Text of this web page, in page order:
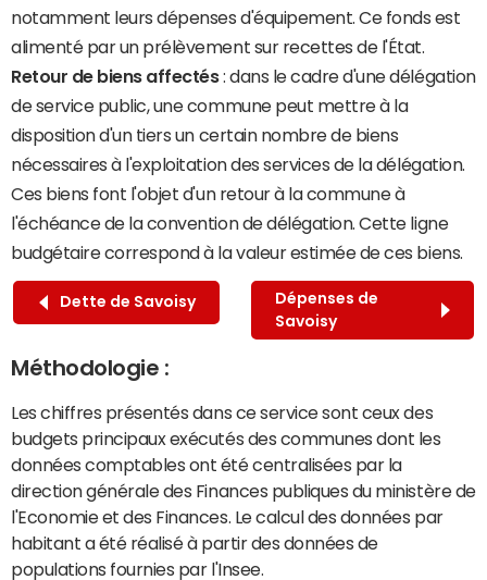
notamment leurs dépenses d'équipement. Ce fonds est
alimenté par un prélèvement sur recettes de l'État.
Retour de biens affectés: dans le cadre d'une délégation
de service public, une commune peut mettre à la
disposition d'un tiers un certain nombre de biens
nécessaires à l'exploitation des services de la délégation.
Ces biens font l'objet d'un retour à la commune à
l'échéance de la convention de délégation. Cette ligne
budgétaire correspond à la valeur estimée de ces biens.
Dette de Savoisy
Dépenses de
Savoisy
Méthodologie :
Les chiffres présentés dans ce service sont ceux des
budgets principaux exécutés des communes dont les
données comptables ont été centralisées par la
direction générale des Finances publiques du ministère de
l'Economie et des Finances. Le calcul des données par
habitant a été réalisé à partir des données de
populations fournies par l'Insee.